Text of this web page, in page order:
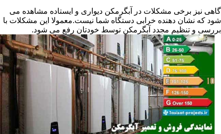
گاهی نیز برخی مشکلات در آبگرمکن دیواری و ایستاده مشاهده می
شود که نشان دهنده خرابی دستگاه شما نیست.معمولا این مشکلات با
بررسی و تنظیم مجدد آبگرمکن توسط خودتان رفع می شود.